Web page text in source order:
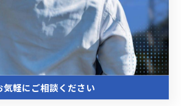
ュール導入時も安心して任せられる
要望にしっかり耳を傾けてくれる
の有無を確認することが大切です。
電気工事業者の条件
気軽にご相談ください